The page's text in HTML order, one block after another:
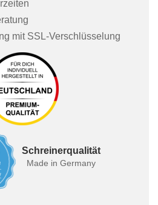
mit SSL-Verschlüsselung
Schreinerqualität
Made in Germany